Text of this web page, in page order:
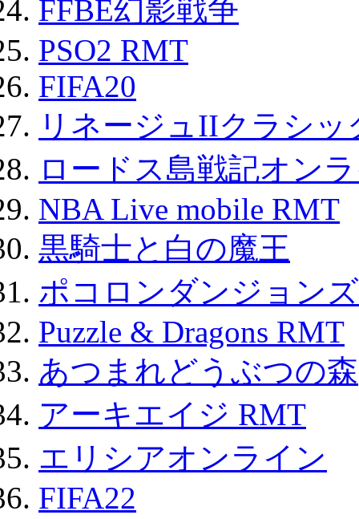
FFBE幻影戦争
PSO2 RMT
FIFA20
リネージュIIクラシ
ロードス島戦記オン
NBA Live mobile RMT
黒騎士と白の魔王
ポコロンダンジョン
Puzzle & Dragons RMT
あつまれどうぶつの森
アーキエイジ RMT
エリシアオンライン
FIFA22